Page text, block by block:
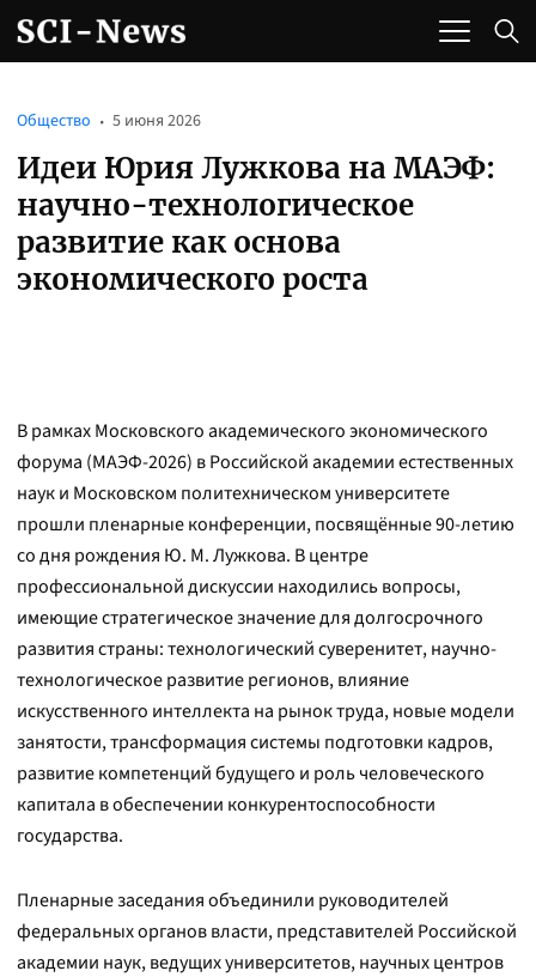
Идеи Юрия Лужкова на МАЭФ:
научно-технологическое
развитие как основа
экономического роста
Общество 5 июня 2026
В рамках Московского академического экономического
форума (МАЭФ-2026) в Российской академии естественных
наук и Московском политехническом университете
прошли пленарные конференции, посвящённые 90-летию
со дня рождения Ю. М. Лужкова. В центре
профессиональной дискуссии находились вопросы,
имеющие стратегическое значение для долгосрочного
развития страны: технологический суверенитет, научно-
технологическое развитие регионов, влияние
искусственного интеллекта на рынок труда, новые модели
занятости, трансформация системы подготовки кадров,
развитие компетенций будущего и роль человеческого
капитала в обеспечении конкурентоспособности
государства.
Пленарные заседания объединили руководителей
федеральных органов власти, представителей Российской
академии наук, ведущих университетов, научных центров